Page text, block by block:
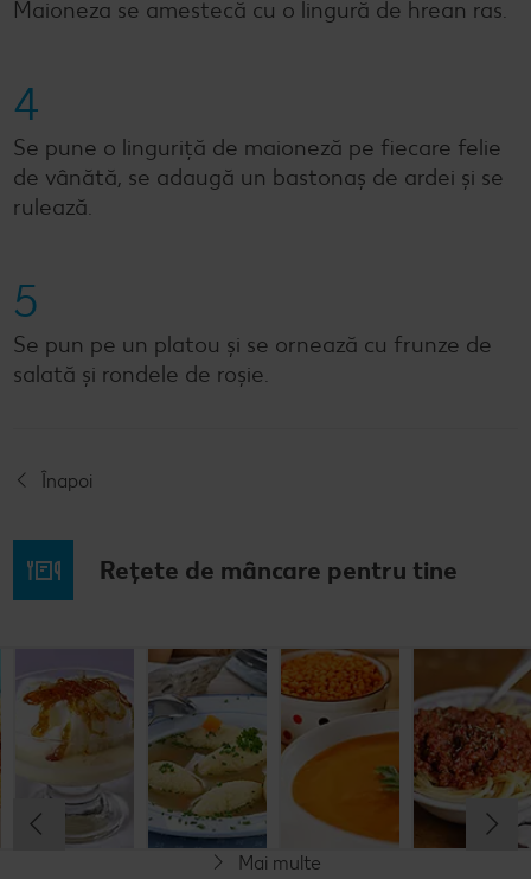
Maioneza se amestecă cu o lingură de hrean ras.
4
Se pune o linguriță de maioneză pe fiecare felie
de vânătă, se adaugă un bastonaș de ardei și se
rulează.
5
Se pun pe un platou și se ornează cu frunze de
salată și rondele de roșie.
Înapoi
Rețete de mâncare pentru tine
Musaca de
cartofi cu
cașcaval
Cel mult 60 minute
Rafinat
Lapte de
pasăre
Cel mult 60 minute
Rafinat
Supă
tradițională
cu găluşte
Supă cremă de
linte
Cel mult 60 minute
Simplu
Mai multe